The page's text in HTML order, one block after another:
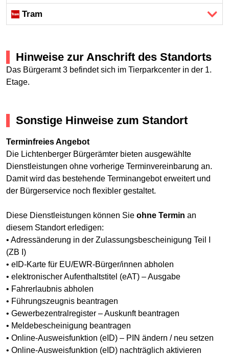
Tram
Hinweise zur Anschrift des Standorts
Das Bürgeramt 3 befindet sich im Tierparkcenter in der 1.
Etage.
Sonstige Hinweise zum Standort
Terminfreies Angebot
Die Lichtenberger Bürgerämter bieten ausgewählte
Dienstleistungen ohne vorherige Terminvereinbarung an.
Damit wird das bestehende Terminangebot erweitert und
der Bürgerservice noch flexibler gestaltet.
Diese Dienstleistungen können Sie ohne Termin an
diesem Standort erledigen:
• Adressänderung in der Zulassungsbescheinigung Teil I
(ZB I)
• eID-Karte für EU/EWR-Bürger/innen abholen
• elektronischer Aufenthaltstitel (eAT) – Ausgabe
• Fahrerlaubnis abholen
• Führungszeugnis beantragen
• Gewerbezentralregister – Auskunft beantragen
• Meldebescheinigung beantragen
• Online-Ausweisfunktion (eID) – PIN ändern / neu setzen
• Online-Ausweisfunktion (eID) nachträglich aktivieren